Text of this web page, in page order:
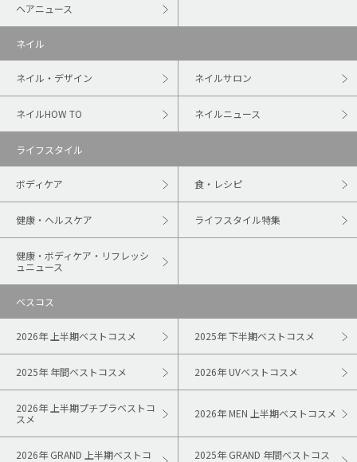
ヘアニュース
ネイル
ネイル・デザイン ネイルサロン
ネイルHOW TO ネイルニュース
ライフスタイル
ボディケア 食・レシピ
健康・ヘルスケア ライフスタイル特集
健康・ボディケア・リフレッシ
ュニュース
ベスコス
2026年 上半期ベストコスメ 2025年 下半期ベストコスメ
2025年 年間ベストコスメ 2026年 UVベストコスメ
2026年 上半期プチプラベストコ
スメ
2026年 MEN 上半期ベストコスメ
2026年 GRAND 上半期ベストコ
2025年 GRAND 年間ベストコス